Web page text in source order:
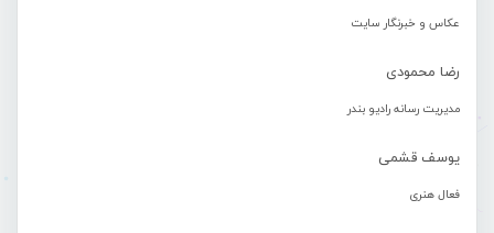
عکاس و خبرنگار سایت
رضا محمودی
مدیریت رسانه رادیو بندر
یوسف قشمی
فعال هنری